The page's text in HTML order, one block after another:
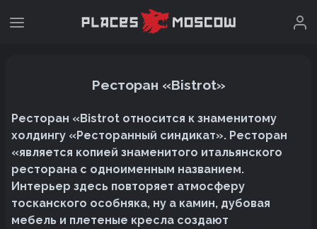
Ресторан «Bistrot»
Ресторан «Bistrot относится к знаменитому
холдингу «Ресторанный синдикат». Ресторан
«является копией знаменитого итальянского
ресторана с одноименным названием.
Интерьер здесь повторяет атмосферу
тосканского особняка, ну а камин, дубовая
мебель и плетеные кресла создают